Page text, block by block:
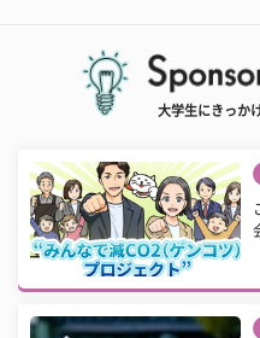
大学生にきっか